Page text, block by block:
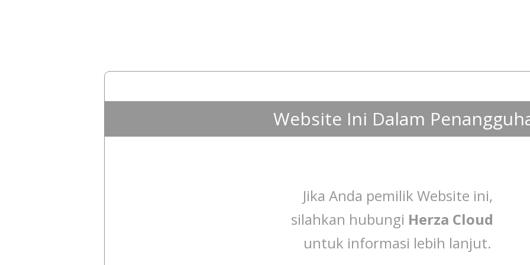
Website Ini Dalam
Jika Anda pemilik Website ini,
silahkan hubungi Herza Cloud
untuk informasi lebih lanjut.